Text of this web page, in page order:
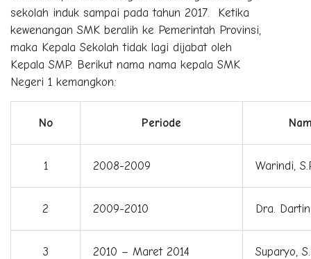
sekolah induk sampai pada tahun 2017. Ketika
kewenangan SMK beralih ke Pemerintah Provinsi,
maka Kepala Sekolah tidak lagi dijabat oleh
Kepala SMP. Berikut nama nama kepala SMK
Negeri 1 kemangkon:
No Periode
1 2008-2009 Warindi,
2 2009-2010 Dra.
3 2010 – Maret 2014 Suparyo,